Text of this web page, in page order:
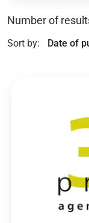
Number of
Sort by: